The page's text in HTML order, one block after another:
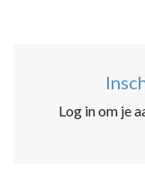
Log in om je